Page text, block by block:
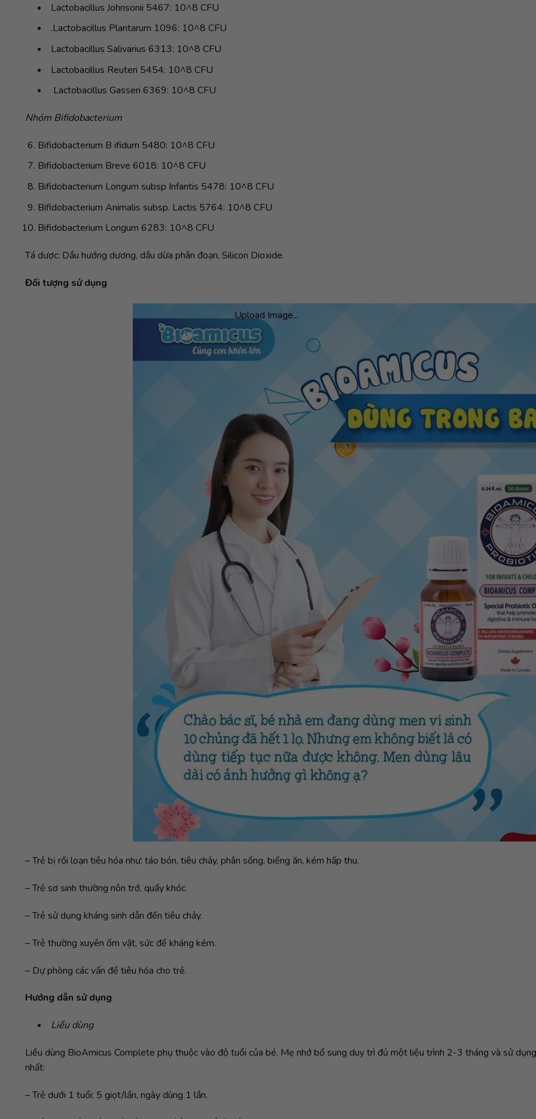
Upload Image...
Lactobacillus Johnsonii 5467: 10^8 CFU
.Lactobacillus Plantarum 1096: 10^8 CFU
Lactobacillus Salivarius 6313: 10^8 CFU
Lactobacillus Reuteri 5454: 10^8 CFU
Lactobacillus Gasseri 6369: 10^8 CFU
Nhóm Bifidobacterium
Bifidobacterium B ifidum 5480: 10^8 CFU
Bifidobacterium Breve 6018: 10^8 CFU
Bifidobacterium Longum subsp Infantis 5478: 10^8 CFU
Bifidobacterium Animalis subsp. Lactis 5764: 10^8 CFU
Bifidobacterium Longum 6283: 10^8 CFU
Tá dược: Dầu hướng dương, dầu dừa phân đoạn, Silicon Dioxide.
Đối tượng sử dụng
– Trẻ bị rối loạn tiêu hóa như: táo bón, tiêu chảy, phân sống, biếng ăn, kém hấp thu.
– Trẻ sơ sinh thường nôn trớ, quấy khóc.
– Trẻ sử dụng kháng sinh dẫn đến tiêu chảy.
– Trẻ thường xuyên ốm vặt, sức đề kháng kém.
– Dự phòng các vấn đề tiêu hóa cho trẻ.
Hướng dẫn sử dụng
Liều dùng
Liều dùng BioAmicus Complete phụ thuộc vào độ tuổi của bé. Mẹ nhớ bổ sung duy trì đủ một liệu trình 2-3 tháng và sử
nhất:
– Trẻ dưới 1 tuổi: 5 giọt/lần, ngày dùng 1 lần.